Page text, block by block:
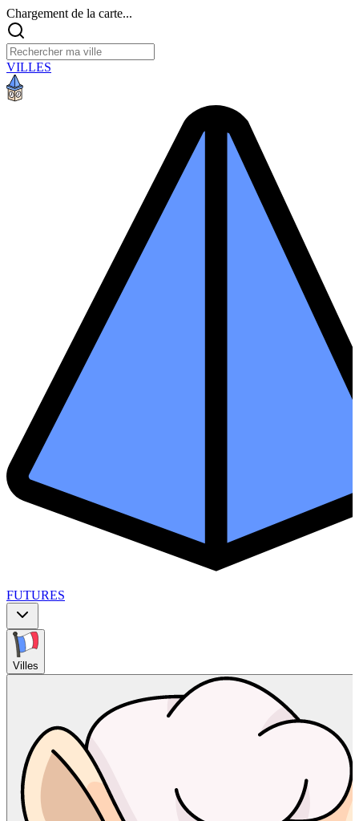
Chargement de la carte...
VILLES
FUTURES
Villes